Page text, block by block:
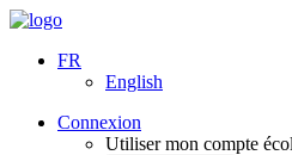
FR
English
Connexion
Utiliser mon compte